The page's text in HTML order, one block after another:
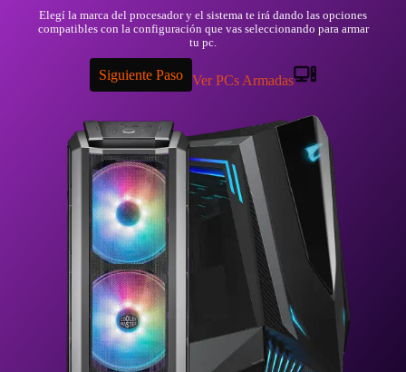
Elegí la marca del procesador y el sistema te irá dando las opciones
compatibles con la configuración que vas seleccionando para armar
tu pc.
Siguiente Paso Ver PCs Armadas